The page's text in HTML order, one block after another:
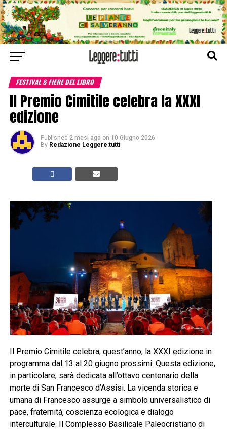
FESTIVAL & FIERE DEL LIBRO
Il Premio Cimitile celebra la XXXI
edizione
Published 2 mesi ago on 10 Giugno 2026
By Redazione Leggere:tutti
Il Premio Cimitile celebra, quest’anno, la XXXI edizione in
programma dal 13 al 20 giugno prossimi. Questa edizione,
in particolare, sarà dedicata all’ottavo centenario della
morte di San Francesco d’Assisi. La vicenda storica e
umana di Francesco assurge a simbolo universalistico di
pace, fraternità, coscienza ecologica e dialogo
interculturale. Il Complesso Basilicale Paleocristiano di